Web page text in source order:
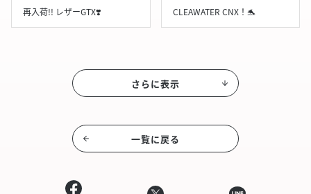
再入荷!! レザーGTX❣️ CLEAWATER CNX！🐬
さらに表示
一覧に戻る